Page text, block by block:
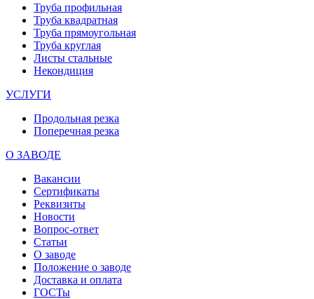
Труба профильная
Труба квадратная
Труба прямоугольная
Труба круглая
Листы стальные
Некондиция
УСЛУГИ
Продольная резка
Поперечная резка
О ЗАВОДЕ
Вакансии
Сертификаты
Реквизиты
Новости
Вопрос-ответ
Статьи
О заводе
Положение о заводе
Доставка и оплата
ГОСТы